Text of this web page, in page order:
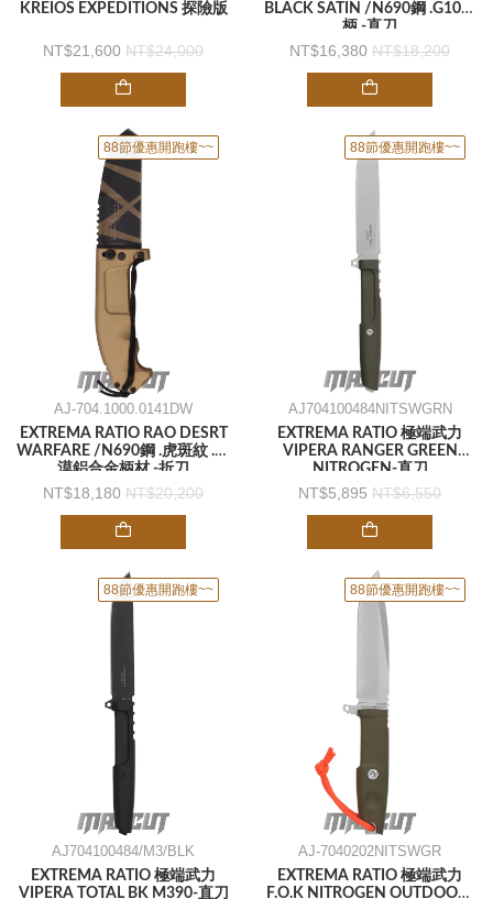
KREIOS EXPEDITIONS 探險版
21,600 24,000
BLACK SATIN /N690鋼 .G10手
柄 -直刀
16,380 18,200
88節優惠開跑樓~~
AJ-704.1000.0141DW
EXTREMA RATIO RAO DESRT
WARFARE /N690鋼 .虎斑紋 .沙
漠鋁合金柄材 -折刀
18,180 20,200
88節優惠開跑樓~~
AJ704100484NITSWGRN
EXTREMA RATIO 極端武力
VIPERA RANGER GREEN
NITROGEN-直刀
5,895 6,550
88節優惠開跑樓~~
AJ704100484/M3/BLK
EXTREMA RATIO 極端武力
VIPERA TOTAL BK M390-直刀
88節優惠開跑樓~~
AJ-7040202NITSWGR
EXTREMA RATIO 極端武力
F.O.K NITROGEN OUTDOOR-